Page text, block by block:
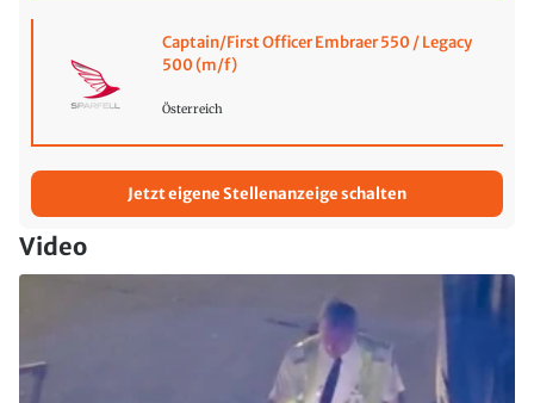
Captain/First Officer Embraer 550 / Legacy
500 (m/f)
Österreich
Jetzt eigene Stellenanzeige schalten
Video